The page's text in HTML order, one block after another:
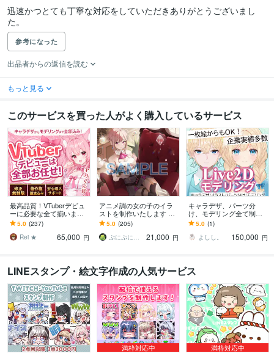
迅速かつとても丁寧な対応をしていただきありがとうございまし
た。
参考になった
出品者からの返信を読む
もっと見る
このサービスを買った人がよく購入しているサービス
最高品質！VTuberデビュ
ーに必要な全て揃います
実績1500件以上｜全工程
対応・著作権譲渡込｜初
心者も安心
5.0 (237)
Rei ★
65,000 円
アニメ調の女の子のイラ
ストを制作いたします サ
ムネイルやキャラクター
イラストとしていかがで
しょうか！
5.0 (205)
ぷにぷにめろん
21,000 円
キャラデザ、パーツ分
け、モデリング全て制作
します 男女問わずモデル
制作をおこなっておりま
す！
5.0 (1)
よしし。
150,000 円
LINEスタンプ・絵文字作成の人気サービス
満枠対応中
満枠対応中